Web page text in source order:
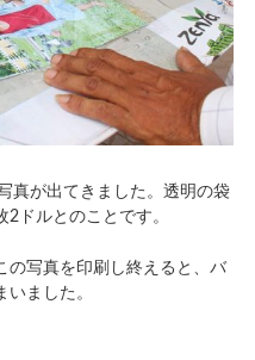
真が出てきました。透明の袋
ドルとのことです。
の写真を印刷し終えると、バ
ました。